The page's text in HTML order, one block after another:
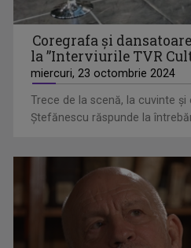
EDIŢIE LIMITATĂ
De la literatură la muzică, de la ...
Coregrafa și
la ”Interviurile TVR
miercuri, 23 octombrie 2024
Trece de la scenă, la cuvinte
Ştefănescu răspunde la